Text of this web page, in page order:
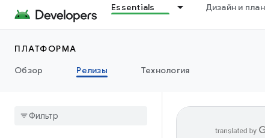
Essentials Дизайн и план
ПЛАТФОРМА
Обзор
Релизы Технология